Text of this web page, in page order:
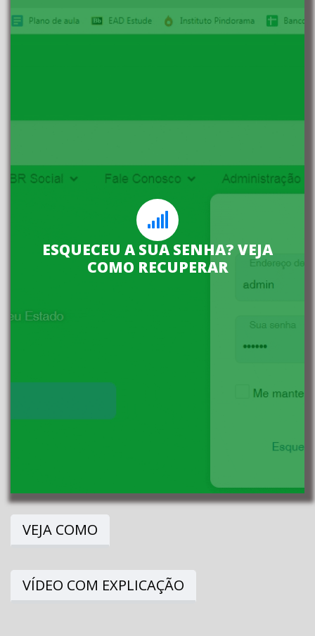
ESQUECEU A SUA SENHA? VEJA
COMO RECUPERAR
Não fique sem acessar o site
Clique abaixo e saiba como
recuperar sua senha, é
rapidinho.
VEJA COMO
VÍDEO COM EXPLICAÇÃO